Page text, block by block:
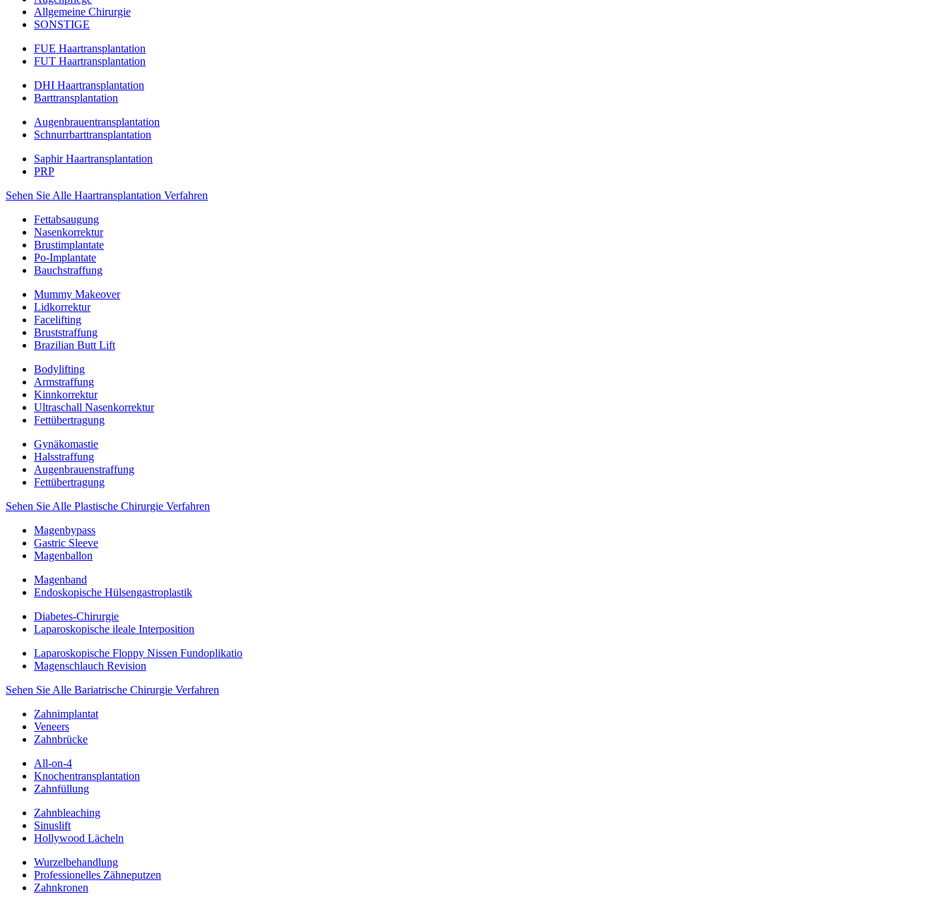
Allgemeine Chirurgie
SONSTIGE
FUE Haartransplantation
FUT Haartransplantation
DHI Haartransplantation
Barttransplantation
Augenbrauentransplantation
Schnurrbarttransplantation
Saphir Haartransplantation
PRP
Sehen Sie Alle Haartransplantation Verfahren
Fettabsaugung
Nasenkorrektur
Brustimplantate
Po-Implantate
Bauchstraffung
Mummy Makeover
Lidkorrektur
Facelifting
Bruststraffung
Brazilian Butt Lift
Bodylifting
Armstraffung
Kinnkorrektur
Ultraschall Nasenkorrektur
Fettübertragung
Gynäkomastie
Halsstraffung
Augenbrauenstraffung
Fettübertragung
Sehen Sie Alle Plastische Chirurgie Verfahren
Magenbypass
Gastric Sleeve
Magenballon
Magenband
Endoskopische Hülsengastroplastik
Diabetes-Chirurgie
Laparoskopische ileale Interposition
Laparoskopische Floppy Nissen Fundoplikatio
Magenschlauch Revision
Sehen Sie Alle Bariatrische Chirurgie Verfahren
Zahnimplantat
Veneers
Zahnbrücke
All-on-4
Knochentransplantation
Zahnfüllung
Zahnbleaching
Sinuslift
Hollywood Lächeln
Wurzelbehandlung
Professionelles Zähneputzen
Zahnkronen